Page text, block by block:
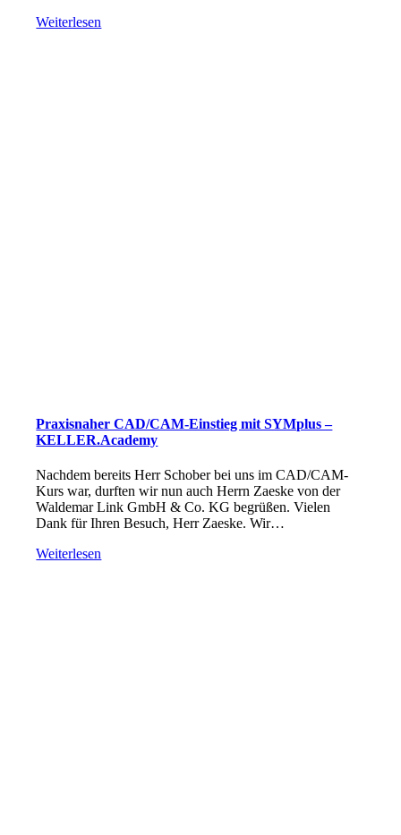
Weiterlesen
Praxisnaher CAD/CAM-Einstieg mit SYMplus –
KELLER.Academy
Nachdem bereits Herr Schober bei uns im CAD/CAM-
Kurs war, durften wir nun auch Herrn Zaeske von der
Waldemar Link GmbH & Co. KG begrüßen. Vielen
Dank für Ihren Besuch, Herr Zaeske. Wir…
Weiterlesen